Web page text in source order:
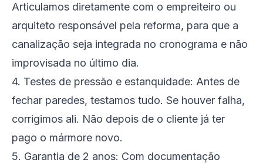
Articulamos diretamente com o empreiteiro ou
arquiteto responsável pela reforma, para que a
canalização seja integrada no cronograma e não
improvisada no último dia.
4. Testes de pressão e estanquidade: Antes de
fechar paredes, testamos tudo. Se houver falha,
corrigimos ali. Não depois de o cliente já ter
pago o mármore novo.
5. Garantia de 2 anos: Com documentação